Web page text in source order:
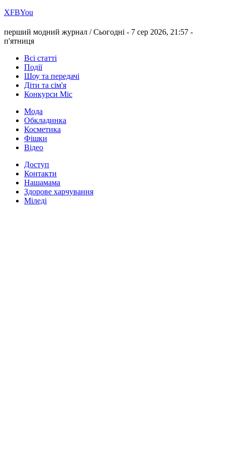
ХFBYou
перший модний журнал /Сьогодні - 7 сер 2026, 21:57 -
п'ятниця
Всі статті
Події
Шоу та передачі
Діти та сім'я
Конкурси Міс
Мода
Обкладинка
Косметика
Фішки
Відео
Доступ
Контакти
Нашамама
Здорове харчування
Міледі